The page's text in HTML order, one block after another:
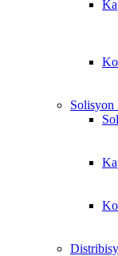
Solisyon